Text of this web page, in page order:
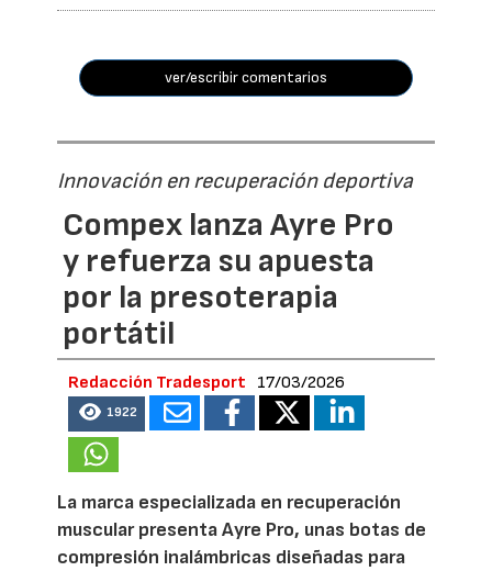
ver/escribir comentarios
Innovación en recuperación deportiva
Compex lanza Ayre Pro
y refuerza su apuesta
por la presoterapia
portátil
Redacción Tradesport 17/03/2026
1922
La marca especializada en recuperación
muscular presenta Ayre Pro, unas botas de
compresión inalámbricas diseñadas para